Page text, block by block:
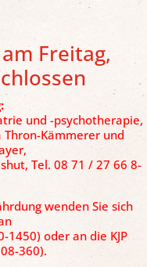
Freitag,
und -psychotherapie,
Kämmerer und
Tel. 08 71 / 27 66 8-
wenden Sie sich
1450) oder an die KJP
360).